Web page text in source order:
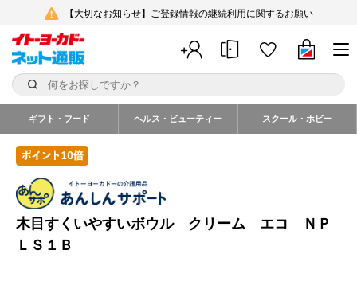
【大切なお知らせ】ご登録情報の継続利用に関するお願い
ギフト・フード ヘルス・ビューティー スクール・ホビー
木目すくいやすいボウル クリーム エコ ＮＰ
ＬＳ１Ｂ